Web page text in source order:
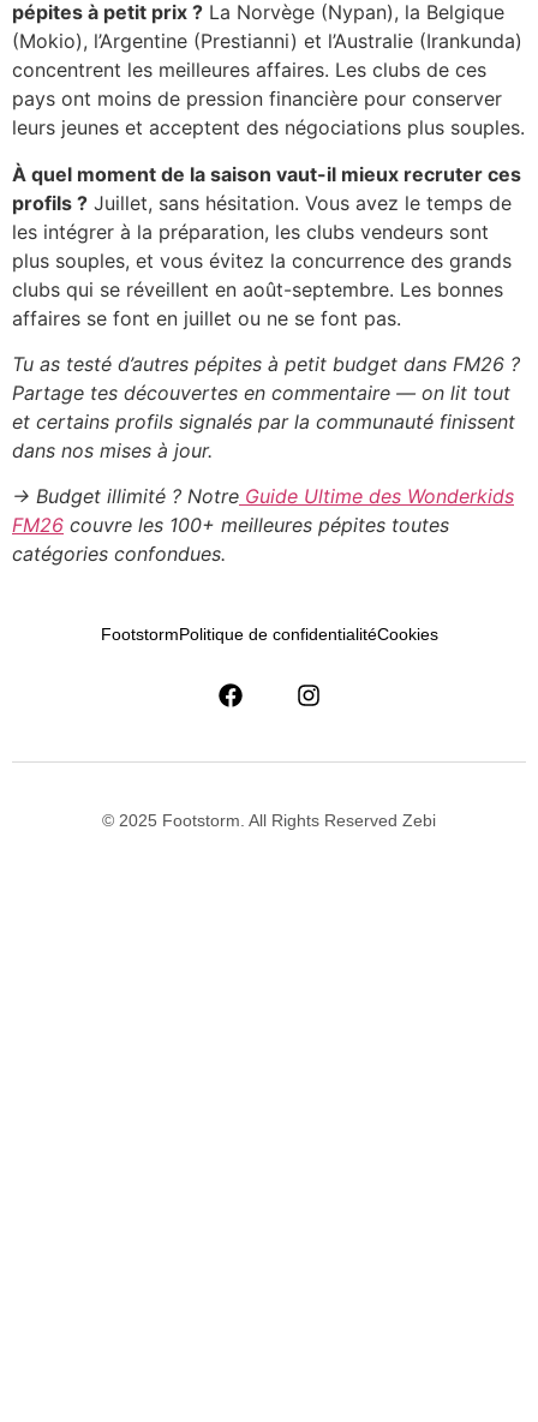
pépites à petit prix ? La Norvège (Nypan), la Belgique
(Mokio), l’Argentine (Prestianni) et l’Australie (Irankunda)
concentrent les meilleures affaires. Les clubs de ces
pays ont moins de pression financière pour conserver
leurs jeunes et acceptent des négociations plus souples.
À quel moment de la saison vaut-il mieux recruter ces
profils ? Juillet, sans hésitation. Vous avez le temps de
les intégrer à la préparation, les clubs vendeurs sont
plus souples, et vous évitez la concurrence des grands
clubs qui se réveillent en août-septembre. Les bonnes
affaires se font en juillet ou ne se font pas.
Tu as testé d’autres pépites à petit budget dans FM26 ?
Partage tes découvertes en commentaire — on lit tout
et certains profils signalés par la communauté finissent
dans nos mises à jour.
→ Budget illimité ? Notre Guide Ultime des Wonderkids
FM26 couvre les 100+ meilleures pépites toutes
catégories confondues.
FootstormPolitique de confidentialitéCookies
© 2025 Footstorm. All Rights Reserved Zebi